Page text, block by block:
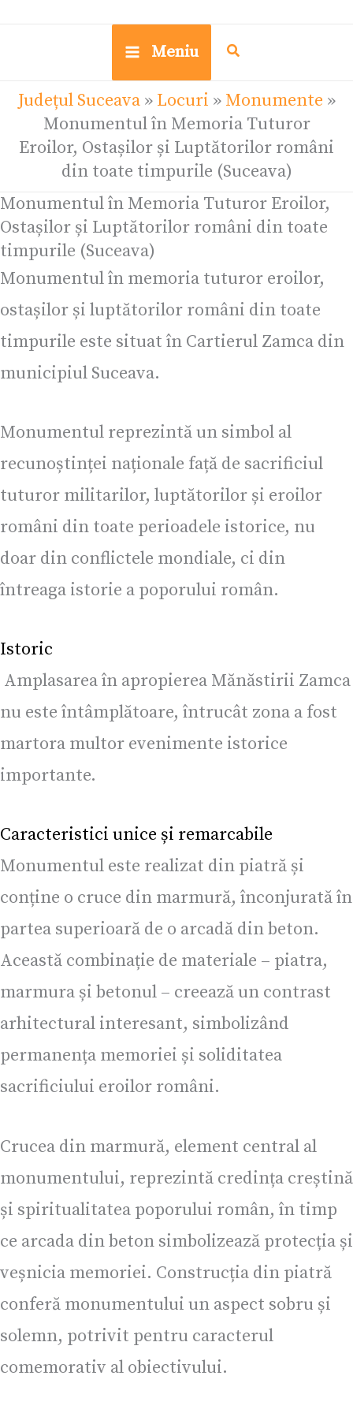
Meniu
Județul Suceava» Locuri » Monumente »
Monumentul în Memoria Tuturor
Eroilor, Ostașilor și Luptătorilor români
din toate timpurile (Suceava)
Monumentul în Memoria Tuturor Eroilor,
Ostașilor și Luptătorilor români din toate
timpurile (Suceava)
Monumentul în memoria tuturor eroilor,
ostașilor și luptătorilor români din toate
timpurile este situat în Cartierul Zamca din
municipiul Suceava.
Monumentul reprezintă un simbol al
recunoștinței naționale față de sacrificiul
tuturor militarilor, luptătorilor și eroilor
români din toate perioadele istorice, nu
doar din conflictele mondiale, ci din
întreaga istorie a poporului român.
Istoric
Amplasarea în apropierea Mănăstirii Zamca
nu este întâmplătoare, întrucât zona a fost
martora multor evenimente istorice
importante.
Caracteristici unice și remarcabile
Monumentul este realizat din piatră și
conține o cruce din marmură, înconjurată în
partea superioară de o arcadă din beton.
Această combinație de materiale – piatra,
marmura și betonul – creează un contrast
arhitectural interesant, simbolizând
permanența memoriei și soliditatea
sacrificiului eroilor români.
Crucea din marmură, element central al
monumentului, reprezintă credința creștină
și spiritualitatea poporului român, în timp
ce arcada din beton simbolizează protecția și
veșnicia memoriei. Construcția din piatră
conferă monumentului un aspect sobru și
solemn, potrivit pentru caracterul
comemorativ al obiectivului.